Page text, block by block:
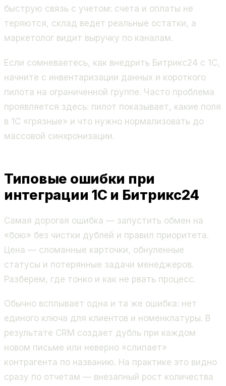
быструю связь с учетом: счета и оплаты не
теряются, склад ведет реальные остатки, а
маркетолог видит выручку по каналам.
Если сомневаетесь, как внедрить Битрикс24 с 1С,
начните с инвентаризации данных и короткого
пилота на ограниченной группе. Часто проблема
проявляется здесь: пилот показывает, какие поля
в 1С «грязные» и что нужно нормализовать до
массовой синхронизации.
Типовые ошибки при
интеграции 1С и Битрикс24
Самая дорогая ошибка — запустить обмен на
«бою» без чистки дублей и правил приоритета.
Цена — сломанные карточки, обнуленные
статусы и потерянные задачи менеджеров.
Разберем, где тонко и как не рвать процесс.
Обычно всплывает одна и та же ошибка: нет
единого ключа для клиентов и номенклатуры. В
результате CRM создает дубль при каждом
новом письме или неверно «слипает»
контрагента по названию. На практике это видно
сразу по отчетам — внезапный рост количества